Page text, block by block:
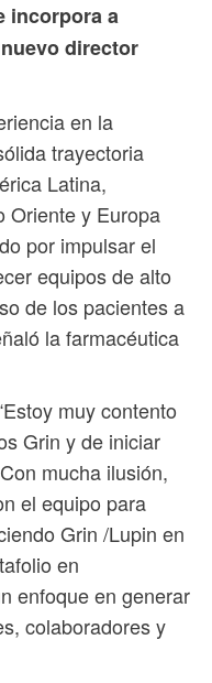
incorpora a
director
en la
trayectoria
Latina,
Oriente y Europa
por impulsar el
equipos de alto
de los pacientes a
la farmacéutica
muy contento
Grin y de iniciar
mucha ilusión,
el equipo para
Grin /Lupin en
en
enfoque en generar
colaboradores y